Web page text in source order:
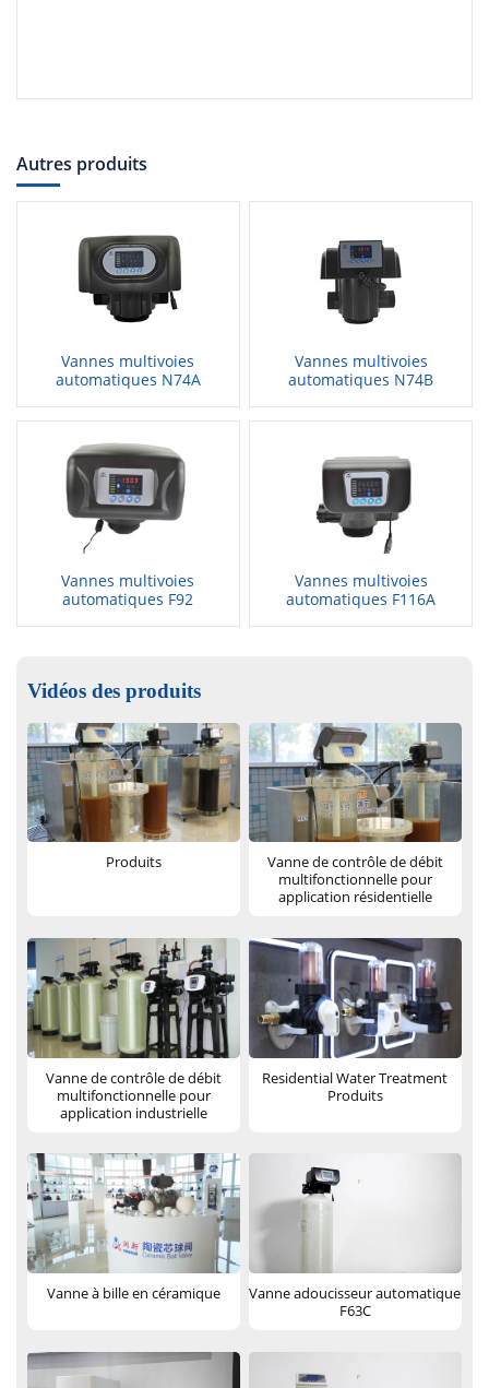
Autres produits
Vannes multivoies
automatiques N74A
Vannes multivoies
automatiques N74B
Vannes multivoies
automatiques F92
Vannes multivoies
automatiques F116A
Vidéos des produits
Produits
Vanne de contrôle de débit
multifonctionnelle pour
application résidentielle
Vanne de contrôle de débit
multifonctionnelle pour
application industrielle
Residential Water Treatment
Produits
Vanne à bille en céramique
Vanne adoucisseur automatique
F63C